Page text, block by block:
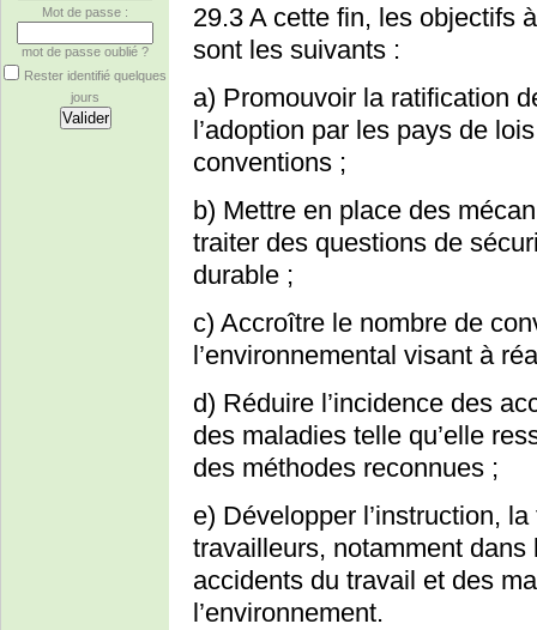
Mot de passe :
mot de passe oublié ?
Rester identifié quelques
jours
29.3 A cette fin, les objectifs
sont les suivants :
a) Promouvoir la ratification
l’adoption par les pays de
conventions ;
b) Mettre en place des
traiter des questions de
durable ;
c) Accroître le nombre de
l’environnemental visant à
d) Réduire l’incidence des
des maladies telle qu’elle
des méthodes reconnues ;
e) Développer l’instruction,
travailleurs, notamment
accidents du travail et des
l’environnement.